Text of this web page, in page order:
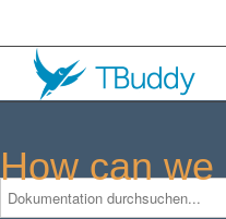
How can